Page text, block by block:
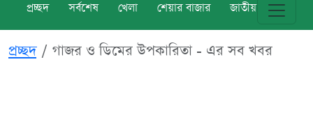
প্রচ্ছদ সর্বশেষ খেলা শেয়ার বাজার জাতীয় বিশ্ব
প্রচ্ছদ গাজর ও ডিমের উপকারিতা - এর সব খবর